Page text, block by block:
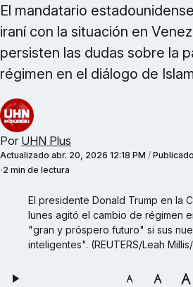
El mandatario
iraní con la situación en
persisten las dudas sobre la
régimen en el diálogo de
Por UHN Plus
Actualizado abr. 20, 2026 12:18 PM / Publicado
2 min de lectura
El presidente Donald Trump en la
lunes agitó el cambio de régimen
"gran y próspero futuro" si sus
inteligentes". (REUTERS/Leah